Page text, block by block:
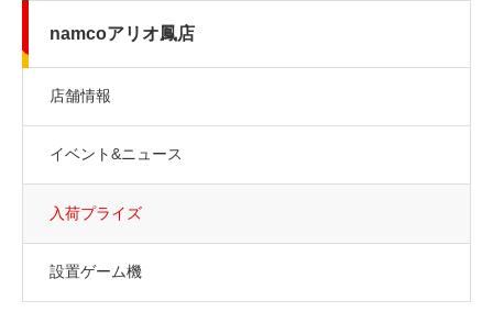
namcoアリオ鳳店
店舗情報
イベント&ニュース
入荷プライズ
設置ゲーム機